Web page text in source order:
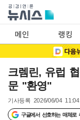
메인 랭킹
크렘린, 유럽
문 "환영"
기사등록 2026/06/04
구글에서 선호하는 매체로